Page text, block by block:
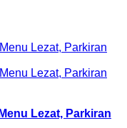
Lezat, Parkiran